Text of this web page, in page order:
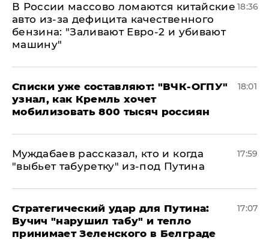
В России массово ломаются китайские
авто из-за дефицита качественного
бензина: "Заливают Евро-2 и убивают
машину"
18:36
Списки уже составляют: "ВЧК-ОГПУ"
узнал, как Кремль хочет
мобилизовать 800 тысяч россиян
18:01
Муждабаев рассказал, кто и когда
"выбьет табуретку" из-под Путина
17:59
Стратегический удар для Путина:
Вучич "нарушил табу" и тепло
принимает Зеленского в Белграде
17:07